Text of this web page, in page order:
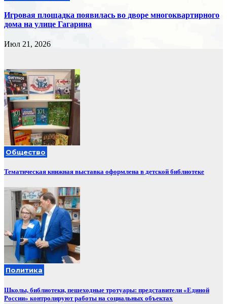
Игровая площадка появилась во дворе многоквартирного
дома на улице Гагарина
Июл 21, 2026
Общество
Тематическая книжная выставка оформлена в детской библиотеке
Политика
Школы, библиотеки, пешеходные тротуары: представители «Единой
России» контролируют работы на социальных объектах